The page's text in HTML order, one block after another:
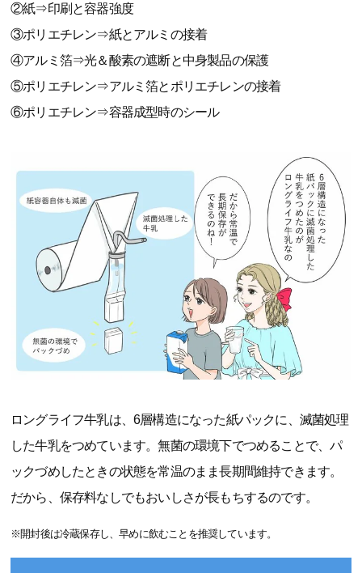
②紙⇒印刷と容器強度
③ポリエチレン⇒紙とアルミの接着
④アルミ箔⇒光＆酸素の遮断と中身製品の保護
⑤ポリエチレン⇒アルミ箔とポリエチレンの接着
⑥ポリエチレン⇒容器成型時のシール
ロングライフ牛乳は、6層構造になった紙パックに、滅菌処理
した牛乳をつめています。無菌の環境下でつめることで、パ
ックづめしたときの状態を常温のまま長期間維持できます。
だから、保存料なしでもおいしさが長もちするのです。
※開封後は冷蔵保存し、早めに飲むことを推奨しています。